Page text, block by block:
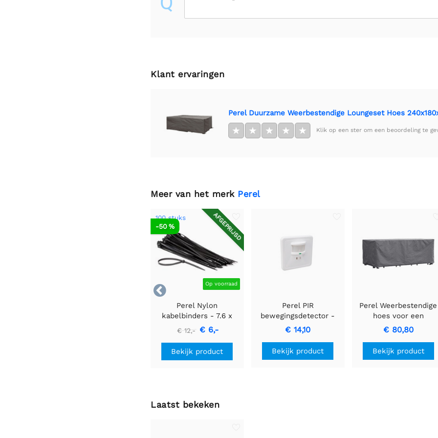
Klant ervaringen
Perel Duurzame Weerbestendige Loungeset Hoes
★ ★ ★ ★ ★ Klik op een ster om een beoordeling te
Meer van het merk Perel

AFGEPRIJSD
100 stuks
Op voorraad
-50 %
Perel Nylon
kabelbinders - 7.6 x
400mm - zwart - 100
stuks
€ 12,- € 6,-
Bekijk product
Perel PIR
bewegingsdetector -
Inbouw met
bewegingsdetectie &
inbouwontwerp
€ 14,10
Bekijk product
Perel Weerbestendige
hoes voor een
rechthoekige tuinset
310x180x95cm.
€ 80,80
Bekijk product
Laatst bekeken